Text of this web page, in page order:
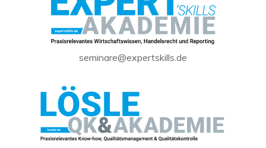
seminare@expertskills.de